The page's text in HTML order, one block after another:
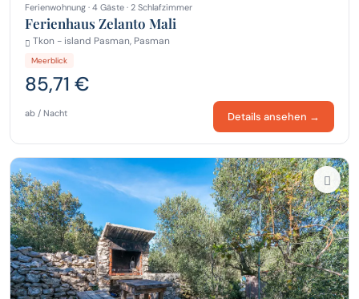
Ferienwohnung · 4 Gäste · 2 Schlafzimmer
Ferienhaus Zelanto Mali
Tkon - island Pasman, Pasman
Meerblick
85,71 €
ab / Nacht Details ansehen →